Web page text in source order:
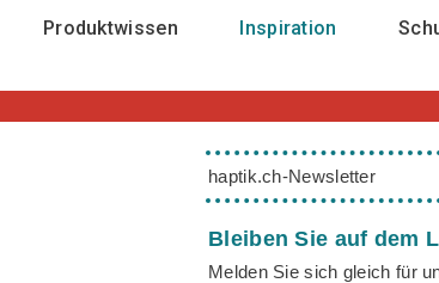
Produktwissen Inspiration
haptik.ch-Newsletter
Bleiben Sie auf dem
Melden Sie sich gleich für